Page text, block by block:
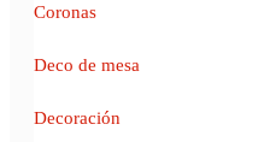
Coronas
Deco de mesa
Decoración